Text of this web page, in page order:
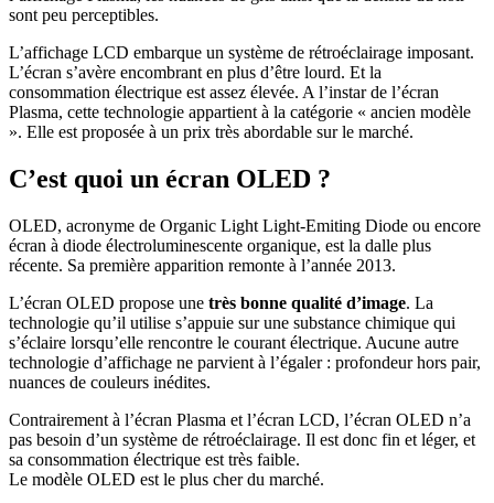
sont peu perceptibles.
L’affichage LCD embarque un système de rétroéclairage imposant.
L’écran s’avère encombrant en plus d’être lourd. Et la
consommation électrique est assez élevée. A l’instar de l’écran
Plasma, cette technologie appartient à la catégorie « ancien modèle
». Elle est proposée à un prix très abordable sur le marché.
C’est quoi un écran OLED ?
OLED, acronyme de Organic Light Light-Emiting Diode ou encore
écran à diode électroluminescente organique, est la dalle plus
récente. Sa première apparition remonte à l’année 2013.
L’écran OLED propose une très bonne qualité d’image. La
technologie qu’il utilise s’appuie sur une substance chimique qui
s’éclaire lorsqu’elle rencontre le courant électrique. Aucune autre
technologie d’affichage ne parvient à l’égaler : profondeur hors pair,
nuances de couleurs inédites.
Contrairement à l’écran Plasma et l’écran LCD, l’écran OLED n’a
pas besoin d’un système de rétroéclairage. Il est donc fin et léger, et
sa consommation électrique est très faible.
Le modèle OLED est le plus cher du marché.